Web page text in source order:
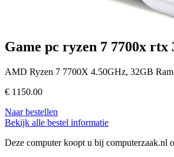
Game pc ryzen 7 7700x rtx
AMD Ryzen 7 7700X 4.50GHz, 32GB
€ 1150.00
Naar bestellen
Bekijk alle bestel informatie
Deze computer koopt u bij computerzaak.nl